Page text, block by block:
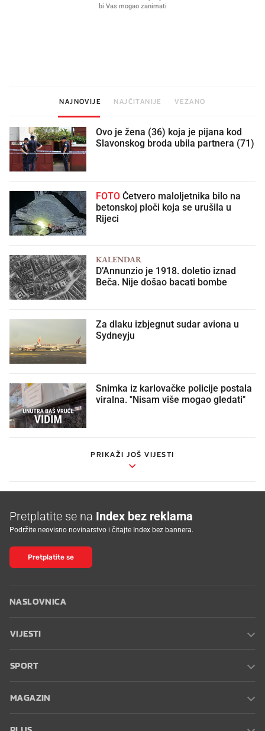
NAJNOVIJE NAJČITANIJE VEZANO
Ovo je žena (36) koja je pijana kod
Slavonskog broda ubila partnera (71)
FOTO
betonskoj ploči koja se urušila u
Rijeci
KALENDAR
D’Annunzio je 1918. doletio iznad
Beča. Nije došao bacati bombe
Za dlaku izbjegnut sudar aviona u
Sydneyju
Snimka iz karlovačke policije postala
viralna. "Nisam više mogao gledati"
PRIKAŽI JOŠ VIJESTI
Pretplatite se na Index bez reklama
Podržite neovisno novinarstvo i čitajte Index bez bannera.
Pretplatite se
NASLOVNICA
VIJESTI
SPORT
MAGAZIN